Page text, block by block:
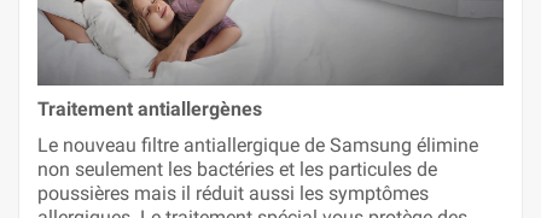
Traitement antiallergènes
Le nouveau filtre antiallergique de Samsung élimine
non seulement les bactéries et les particules de
poussières mais il réduit aussi les symptômes